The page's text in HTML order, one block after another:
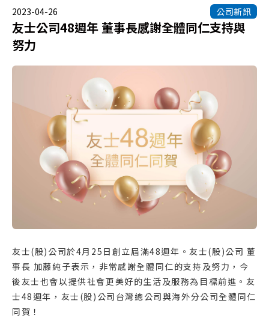
2023-04-26 公司新訊
友士公司48週年 董事長感謝全體同仁支持與
努力
友士(股)公司於4月25日創立屆滿48週年。友士(股)公司 董
事長 加藤純子表示，非常感謝全體同仁的支持及努力，今
後友士也會以提供社會更美好的生活及服務為目標前進。友
士48週年，友士(股)公司台灣總公司與海外分公司全體同仁
同賀！